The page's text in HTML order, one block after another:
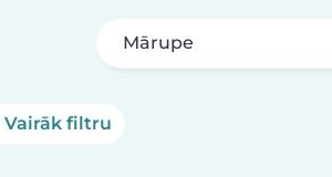
Mārupe
Vairāk filtru